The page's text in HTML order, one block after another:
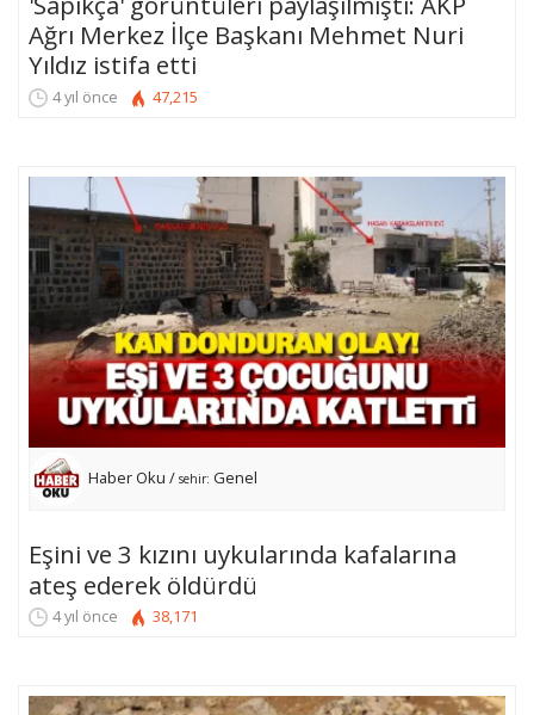
Ağrı Merkez İlçe Başkanı Mehmet Nuri
Yıldız istifa etti
4 yıl önce 47,215
Haber Oku / sehir: Genel
Eşini ve 3 kızını uykularında kafalarına
ateş ederek öldürdü
4 yıl önce 38,171